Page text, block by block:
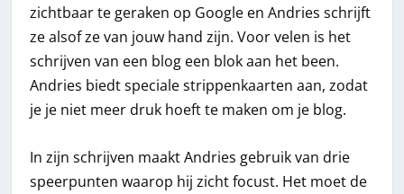
zichtbaar te geraken op Google en Andries schrijft
ze alsof ze van jouw hand zijn. Voor velen is het
schrijven van een blog een blok aan het been.
Andries biedt speciale strippenkaarten aan, zodat
je je niet meer druk hoeft te maken om je blog.
In zijn schrijven maakt Andries gebruik van drie
speerpunten waarop hij zicht focust. Het moet de